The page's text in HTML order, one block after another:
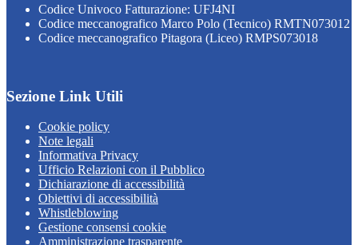
Codice Univoco Fatturazione: UFJ4NI
Codice meccanografico Marco Polo (Tecnico) RMTN073012
Codice meccanografico Pitagora (Liceo) RMPS073018
Sezione Link Utili
Cookie policy
Note legali
Informativa Privacy
Ufficio Relazioni con il Pubblico
Dichiarazione di accessibilità
Obiettivi di accessibilità
Whistleblowing
Gestione consensi cookie
Amministrazione trasparente